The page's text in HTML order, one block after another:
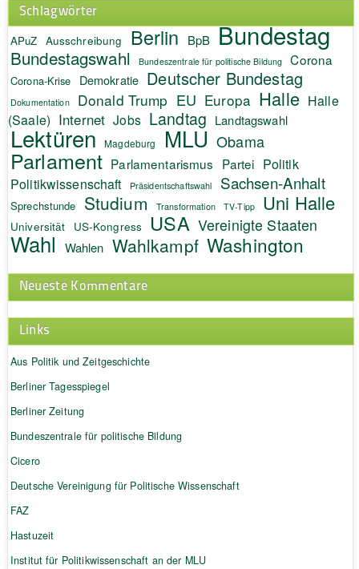
Schlagwörter
APuZ Ausschreibung Berlin BpB Bundestag
Bundestagswahl Bundeszentrale für politische Bildung Corona
Corona-Krise Demokratie Deutscher Bundestag
Dokumentation Donald Trump EU Europa Halle Halle
(Saale) Internet Jobs Landtag Landtagswahl
Lektüren Magdeburg MLU Obama
Parlament Parlamentarismus Partei Politik
Politikwissenschaft Präsidentschaftswahl Sachsen-Anhalt
Sprechstunde Studium Transformation TV-Tipp Uni Halle
Universität US-Kongress USA Vereinigte Staaten
Wahl Wahlen Wahlkampf Washington
Neueste Kommentare
Links
Aus Politik und Zeitgeschichte
Berliner Tagesspiegel
Berliner Zeitung
Bundeszentrale für politische Bildung
Cicero
Deutsche Vereinigung für Politische Wissenschaft
FAZ
Hastuzeit
Institut für Politikwissenschaft an der MLU